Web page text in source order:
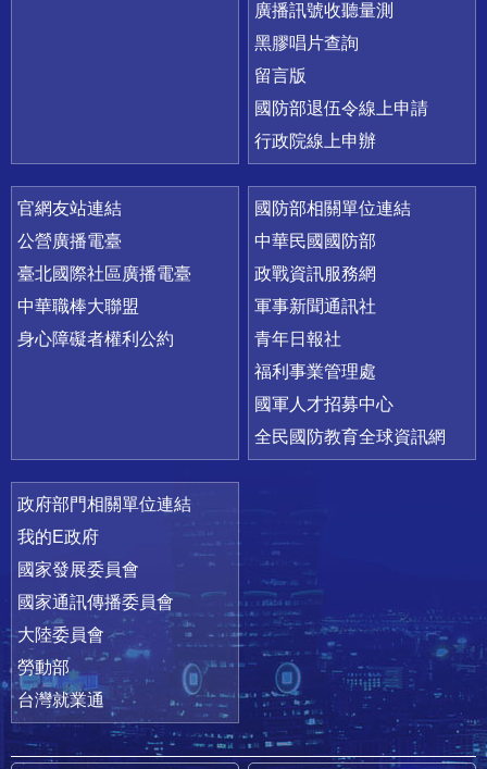
廣播訊號收聽量測
黑膠唱片查詢
留言版
國防部退伍令線上申請
行政院線上申辦
官網友站連結
公營廣播電臺
臺北國際社區廣播電臺
中華職棒大聯盟
身心障礙者權利公約
國防部相關單位連結
中華民國國防部
政戰資訊服務網
軍事新聞通訊社
青年日報社
福利事業管理處
國軍人才招募中心
全民國防教育全球資訊網
政府部門相關單位連結
我的E政府
國家發展委員會
國家通訊傳播委員會
大陸委員會
勞動部
台灣就業通